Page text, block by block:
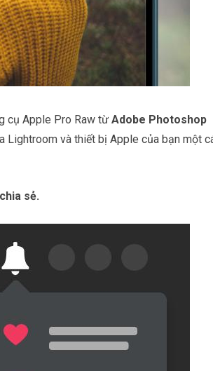
cụ Apple Pro Raw từ Adobe Photoshop
Lightroom và thiết bị Apple của bạn một
sẻ.